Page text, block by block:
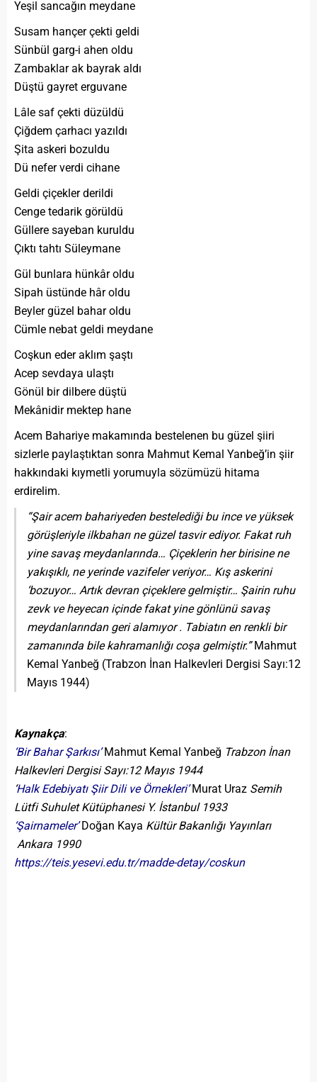
Yeşil sancağın meydane
Susam hançer çekti geldi
Sünbül garg-i ahen oldu
Zambaklar ak bayrak aldı
Düştü gayret erguvane
Lâle saf çekti düzüldü
Çiğdem çarhacı yazıldı
Şita askeri bozuldu
Dü nefer verdi cihane
Geldi çiçekler derildi
Cenge tedarik görüldü
Güllere sayeban kuruldu
Çıktı tahtı Süleymane
Gül bunlara hünkâr oldu
Sipah üstünde hâr oldu
Beyler güzel bahar oldu
Cümle nebat geldi meydane
Coşkun eder aklım şaştı
Acep sevdaya ulaştı
Gönül bir dilbere düştü
Mekânidir mektep hane
Acem Bahariye makamında bestelenen bu güzel şiiri
sizlerle paylaştıktan sonra Mahmut Kemal Yanbeğ’in şiir
hakkındaki kıymetli yorumuyla sözümüzü hitama
erdirelim.
“Şair acem bahariyeden bestelediği bu ince ve yüksek
görüşleriyle ilkbaharı ne güzel tasvir ediyor. Fakat ruh
yine savaş meydanlarında… Çiçeklerin her birisine ne
yakışıklı, ne yerinde vazifeler veriyor… Kış askerini
‘bozuyor… Artık devran çiçeklere gelmiştir… Şairin ruhu
zevk ve heyecan içinde fakat yine gönlünü savaş
meydanlarından geri alamıyor . Tabiatın en renkli bir
zamanında bile kahramanlığı coşa gelmiştir.”Mahmut
Kemal Yanbeğ (Trabzon İnan Halkevleri Dergisi Sayı:12
Mayıs 1944)
Kaynakça:
‘Bir Bahar Şarkısı’ Mahmut Kemal Yanbeğ Trabzon İnan
Halkevleri Dergisi Sayı:12 Mayıs 1944
Halk Edebiyatı Şiir Dili ve Örnekleri’Murat Uraz Semih
Lütfi Suhulet Kütüphanesi Y. İstanbul 1933
‘Şairnameler’Doğan Kaya Kültür Bakanlığı Yayınları
Ankara 1990
https://teis.yesevi.edu.tr/madde-detay/coskun